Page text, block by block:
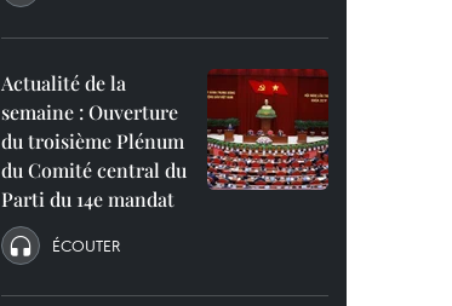
Actualité de la
semaine : Ouverture
du troisième Plénum
du Comité central du
Parti du 14e mandat
ÉCOUTER